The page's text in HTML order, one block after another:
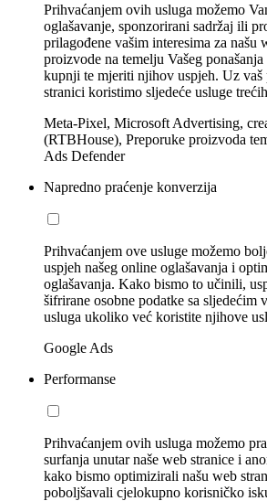
Prihvaćanjem ovih usluga možemo
oglašavanje, sponzorirani sadržaj ili
prilagođene vašim interesima za našu
proizvode na temelju Vašeg
kupnji te mjeriti njihov uspjeh. Uz vaš
stranici koristimo sljedeće usluge
Meta-Pixel, Microsoft Advertising,
(RTBHouse), Preporuke proizvoda
Ads Defender
Napredno praćenje konverzija
Prihvaćanjem ove usluge možemo
uspjeh našeg online oglašavanja i
oglašavanja. Kako bismo to učinili,
šifrirane osobne podatke sa sljedećim
usluga ukoliko već koristite njihove
Google Ads
Performanse
Prihvaćanjem ovih usluga možemo
surfanja unutar naše web stranice i
kako bismo optimizirali našu web
poboljšavali cjelokupno korisničko